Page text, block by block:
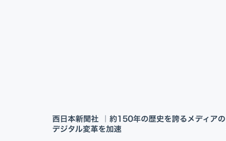
西日本新聞社 ｜約150年の歴史を誇るメディアの
デジタル変革を加速